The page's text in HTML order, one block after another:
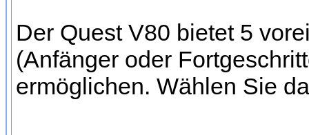
Der Quest V80 bietet 5
(Anfänger oder
ermöglichen. Wählen Sie